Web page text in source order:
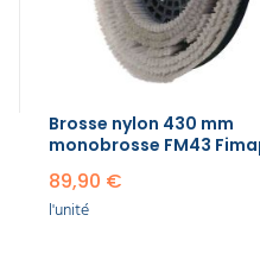
Brosse nylon 430 mm
monobrosse FM43
89,90 €
l'unité